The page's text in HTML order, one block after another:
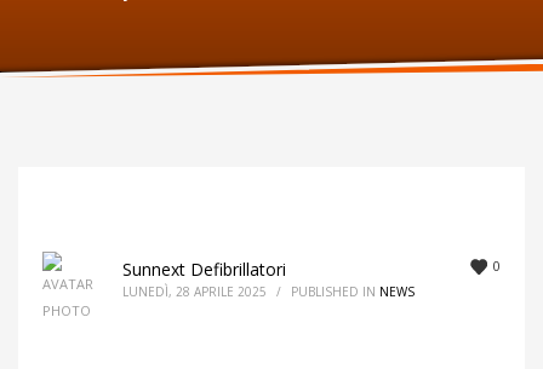
Lunedi:9am – 6pm
0
Sunnext Defibrillatori
LUNEDÌ, 28 APRILE 2025 / PUBLISHED IN NEWS